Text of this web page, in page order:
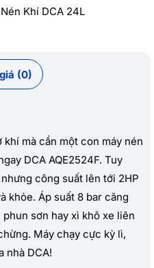
Khí DCA 24L
(0)
khí mà cần một con máy nén
DCA AQE2524F. Tuy
công suất lên tới 2HP
khỏe. Áp suất 8 bar căng
sơn hay xì khô xe liên
Máy chạy cực kỳ lì,
nhà DCA!